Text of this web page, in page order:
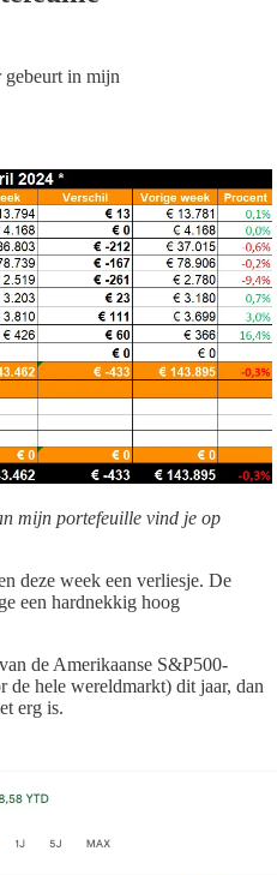
gebeurt in mijn
mijn portefeuille vind je op
deze week een verliesje. De
een hardnekkig hoog
de Amerikaanse S&P500-
de hele wereldmarkt) dit jaar, dan
erg is.